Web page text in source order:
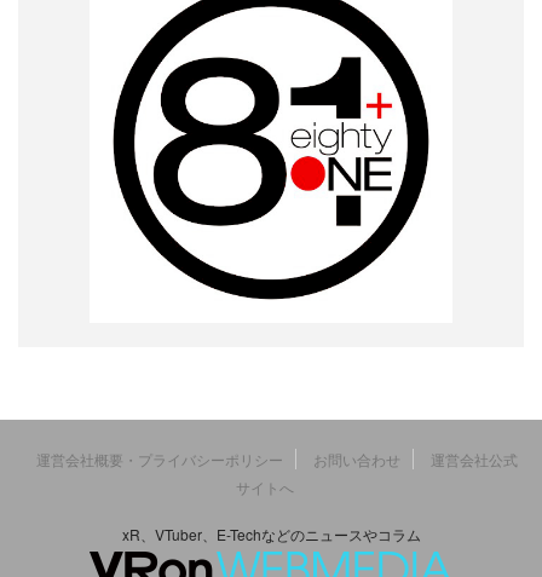
運営会社概要・プライバシーポリシー お問い合わせ
運営会社公式
サイトへ
xR、VTuber、E-Techなどのニュースやコラム